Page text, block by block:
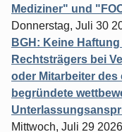
Mediziner" und
Donnerstag, Juli 30
BGH: Keine
Rechtsträgers bei
oder Mitarbeiter
begründete
Mittwoch, Juli 29 2026